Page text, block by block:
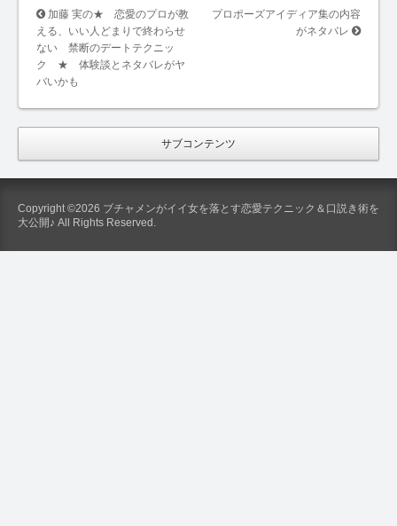
加藤 実の★ 恋愛のプロが教
える、いい人どまりで終わらせ
ない 禁断のデートテクニッ
ク ★ 体験談とネタバレがヤ
バいかも
プロポーズアイディア集の内容
がネタバレ
サブコンテンツ
Copyright ©2026 ブチャメンがイイ女を落とす恋愛テクニック＆口説き術を
大公開♪ All Rights Reserved.